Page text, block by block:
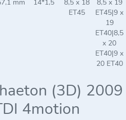
mm 14*1,5
8,5 x 18
ET45
8,5 x 19
ET45|9 x
19
ET40|8,5
x 20
ET40|9 x
20 ET40
(3D) 2009
4motion